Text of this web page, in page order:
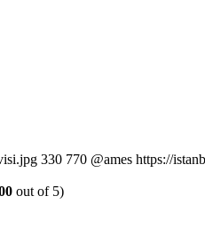
330 770 @ames https://
out of 5)